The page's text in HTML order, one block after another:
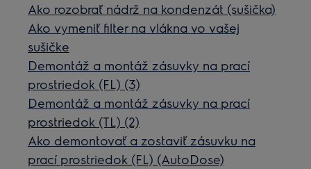
Ako rozobrať nádrž na kondenzát (sušička)
Ako vymeniť filter na vlákna vo vašej
sušičke
Demontáž a montáž zásuvky na prací
prostriedok (FL) (3)
Demontáž a montáž zásuvky na prací
prostriedok (TL) (2)
Ako demontovať a zostaviť zásuvku na
prací prostriedok (FL) (AutoDose)